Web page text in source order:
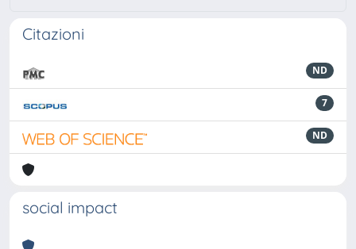
Citazioni
ND
7
ND
social impact